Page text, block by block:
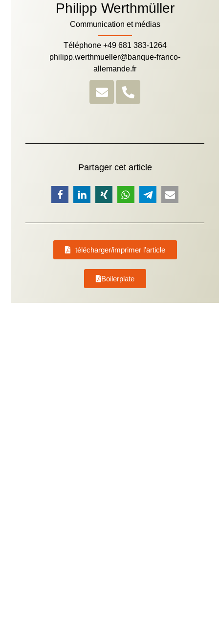
Philipp Werthmüller
Communication et médias
Téléphone +49 681 383-1264
philipp.werthmueller@banque-franco-
allemande.fr
Partager cet article
télécharger/imprimer l'article
Boilerplate